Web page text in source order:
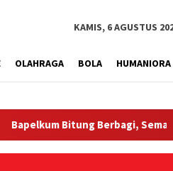
KAMIS, 6 AGUSTUS
OLAHRAGA BOLA HUMANIORA
Berbagi, Semarak HUT ke-